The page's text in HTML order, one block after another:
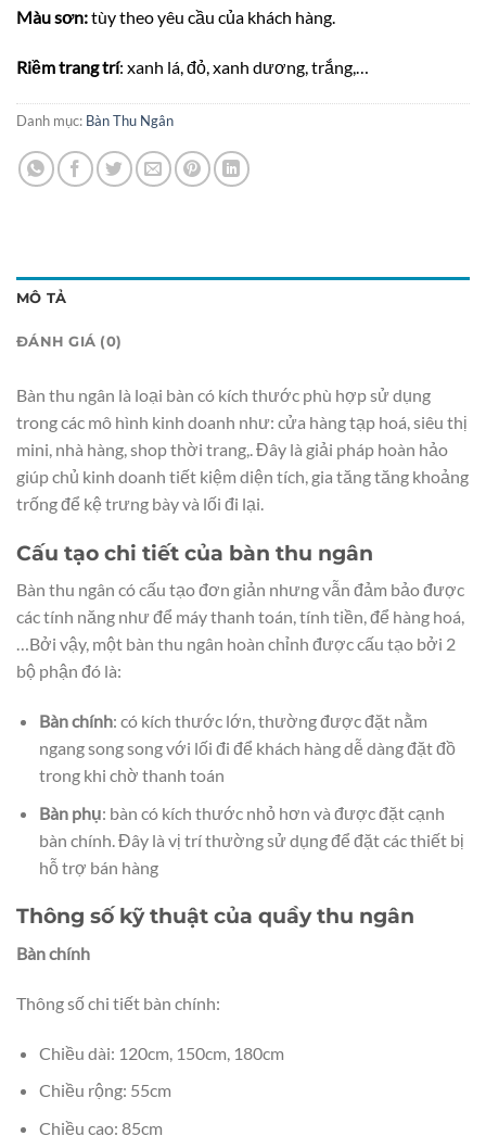
Màu sơn:tùy theo yêu cầu của khách hàng.
Riềm trang trí: xanh lá, đỏ, xanh dương, trắng,…
Danh mục: Bàn Thu Ngân
MÔ TẢ
ĐÁNH GIÁ (0)
Bàn thu ngân là loại bàn có kích thước phù hợp sử dụng
trong các mô hình kinh doanh như: cửa hàng tạp hoá, siêu thị
mini, nhà hàng, shop thời trang,. Đây là giải pháp hoàn hảo
giúp chủ kinh doanh tiết kiệm diện tích, gia tăng tăng khoảng
trống để kệ trưng bày và lối đi lại.
Cấu tạo chi tiết của bàn thu ngân
Bàn thu ngân có cấu tạo đơn giản nhưng vẫn đảm bảo được
các tính năng như để máy thanh toán, tính tiền, để hàng hoá,
…Bởi vậy, một bàn thu ngân hoàn chỉnh được cấu tạo bởi 2
bộ phận đó là:
Bàn chính: có kích thước lớn, thường được đặt nằm
ngang song song với lối đi để khách hàng dễ dàng đặt đồ
trong khi chờ thanh toán
Bàn phụ: bàn có kích thước nhỏ hơn và được đặt cạnh
bàn chính. Đây là vị trí thường sử dụng để đặt các thiết bị
hỗ trợ bán hàng
Thông số kỹ thuật của quầy thu ngân
Bàn chính
Thông số chi tiết bàn chính:
Chiều dài: 120cm, 150cm, 180cm
Chiều rộng: 55cm
Chiều cao: 85cm